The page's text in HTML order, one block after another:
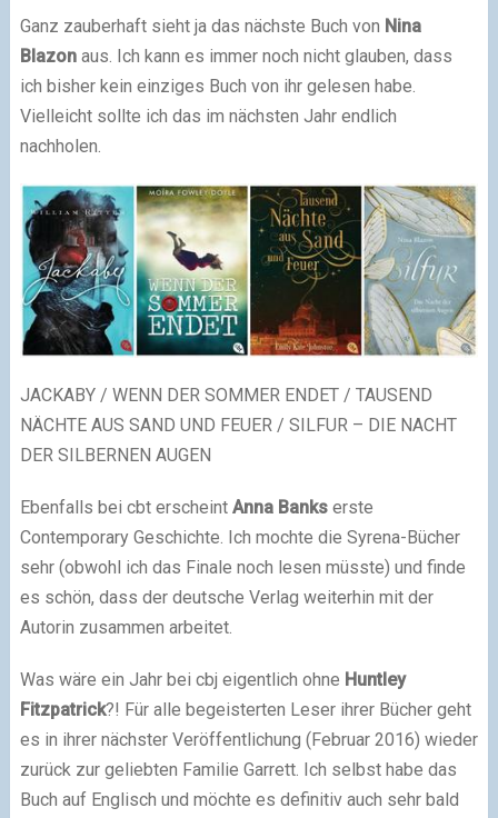
Ganz zauberhaft sieht ja das nächste Buch von Nina
Blazonaus. Ich kann es immer noch nicht glauben, dass
ich bisher kein einziges Buch von ihr gelesen habe.
Vielleicht sollte ich das im nächsten Jahr endlich
nachholen.
JACKABY / WENN DER SOMMER ENDET / TAUSEND
NÄCHTE AUS SAND UND FEUER / SILFUR – DIE NACHT
DER SILBERNEN AUGEN
Ebenfalls bei cbt erscheint Anna Bankserste
Contemporary Geschichte. Ich mochte die Syrena-Bücher
sehr (obwohl ich das Finale noch lesen müsste) und finde
es schön, dass der deutsche Verlag weiterhin mit der
Autorin zusammen arbeitet.
Was wäre ein Jahr bei cbj eigentlich ohne Huntley
Fitzpatrick?! Für alle begeisterten Leser ihrer Bücher geht
es in ihrer nächster Veröffentlichung (Februar 2016) wieder
zurück zur geliebten Familie Garrett. Ich selbst habe das
Buch auf Englisch und möchte es definitiv auch sehr bald